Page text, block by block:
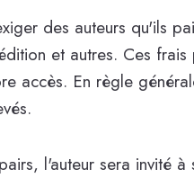
des auteurs qu'ils
et autres. Ces
accès. En règle
l'auteur sera invité